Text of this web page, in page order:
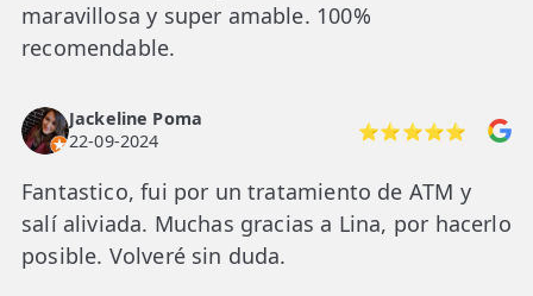
maravillosa y super amable. 100%
recomendable.
Jackeline Poma
22-09-2024
⭐⭐⭐⭐⭐
Fantastico, fui por un tratamiento de ATM y
salí aliviada. Muchas gracias a Lina, por hacerlo
posible. Volveré sin duda.